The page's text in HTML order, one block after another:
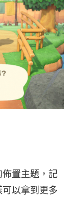
置主題，記
以拿到更多